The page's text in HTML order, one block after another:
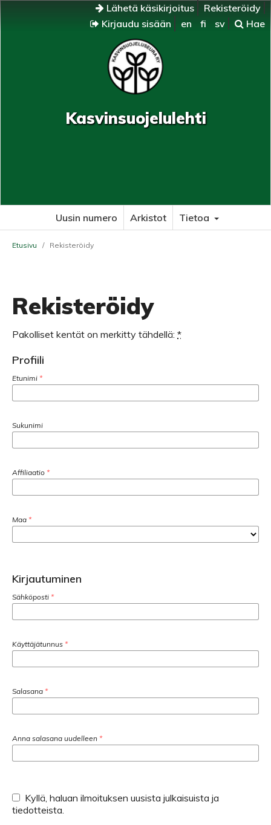
Lähetä käsikirjoitus
Rekisteröidy
Kirjaudu sisään
en fi sv Hae
Kasvinsuojelulehti
Uusin numero Arkistot Tietoa
Etusivu / Rekisteröidy
Rekisteröidy
Pakolliset kentät on merkitty tähdellä: *
Profiili
Etunimi *
Sukunimi
Affiliaatio *
Maa *
Kirjautuminen
Sähköposti *
Käyttäjätunnus *
Salasana *
Anna salasana uudelleen *
tiedotteista.